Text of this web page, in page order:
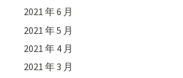
2021 年 6 月
2021 年 5 月
2021 年 4 月
2021 年 3 月